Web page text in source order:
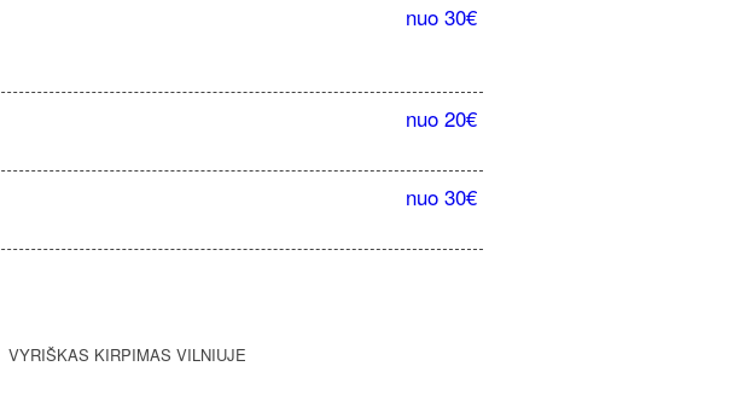
nuo 30€
nuo 20€
nuo 30€
VYRIŠKAS KIRPIMAS VILNIUJE